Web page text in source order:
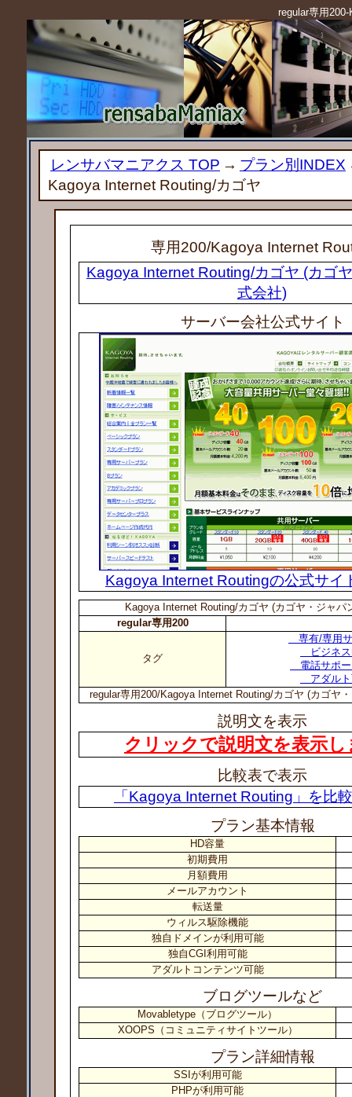
regular専用
レンサバマニアクス TOP → プラン別INDEX
Kagoya Internet Routing/カゴヤ
専用200/Kagoya Internet
Kagoya Internet Routing/カゴヤ (カゴ
式会社)
サーバー会社公式サイト
Kagoya Internet Routingの公式サイ
Kagoya Internet Routing/カゴヤ (カゴヤ・ジャパ
regular専用200
タグ
専有/専用
ビジネス
電話サポー
アダルト
regular専用200/Kagoya Internet Routing/カゴヤ (カゴヤ
説明文を表示
クリックで説明文を表示し
比較表で表示
「Kagoya Internet Routing」を比
プラン基本情報
HD容量
初期費用
月額費用
メールアカウント
転送量
ウィルス駆除機能
独自ドメインが利用可能
独自CGI利用可能
アダルトコンテンツ可能
ブログツールなど
Movabletype（ブログツール）
XOOPS（コミュニティサイトツール）
プラン詳細情報
SSIが利用可能
PHPが利用可能